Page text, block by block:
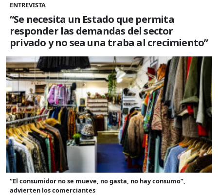
ENTREVISTA
“Se necesita un Estado que permita
responder las demandas del sector
privado y no sea una traba al crecimiento”
“El consumidor no se mueve, no gasta, no hay consumo”,
advierten los comerciantes